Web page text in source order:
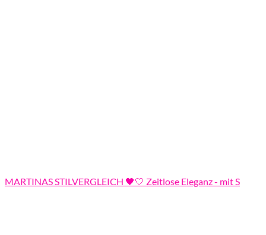
MARTINAS STILVERGLEICH 🖤🤍 Zeitlose Eleganz - mit S